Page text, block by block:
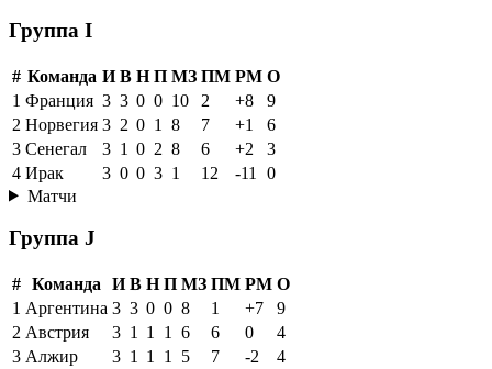
Группа I
# Команда И В Н П МЗ ПМ РМ О
1 Франция 3 3 0 0 10 2 +8
9
2 Норвегия 3 2 0 1 8 7 +1
6
3 Сенегал 3 1 0 2 8 6 +2
3
4 Ирак 3 0 0 3 1 12 -11
0
Матчи
Группа J
# Команда И В Н П МЗ ПМ РМ О
1 Аргентина 3 3 0 0 8 1 +7
9
2 Австрия 3 1 1 1 6 6 0
4
3 Алжир 3 1 1 1 5 7 -2
4